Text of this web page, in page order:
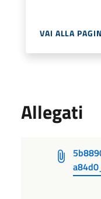
VAI ALLA
Allegati